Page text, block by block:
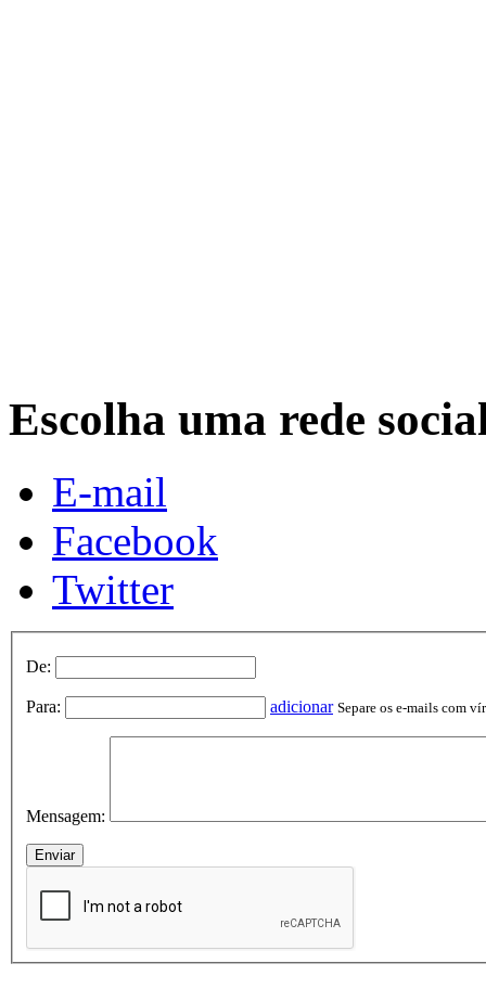
Escolha uma rede
E-mail
Facebook
Twitter
De:
Para: adicionar Separe os e-mails com
Mensagem: